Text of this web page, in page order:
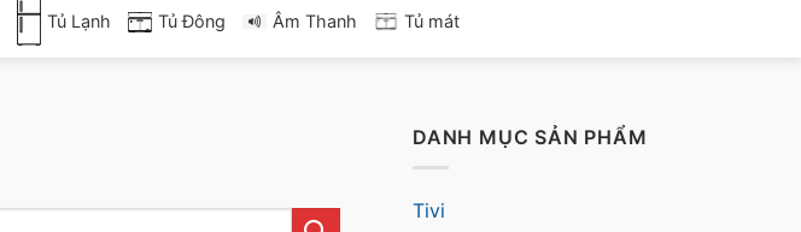
Tủ Lạnh Tủ Đông Âm Thanh Tủ mát
DANH MỤC SẢN PHẨM
Tivi